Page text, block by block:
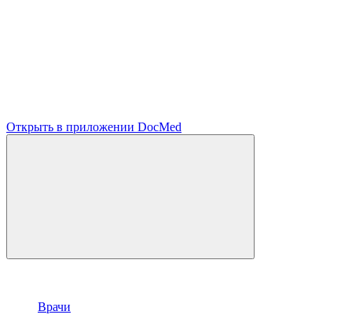
Открыть в приложении DocMed
Врачи